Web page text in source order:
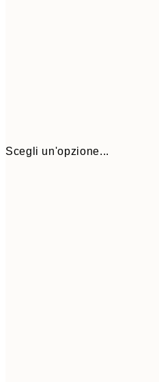
Scegli un'opzione...